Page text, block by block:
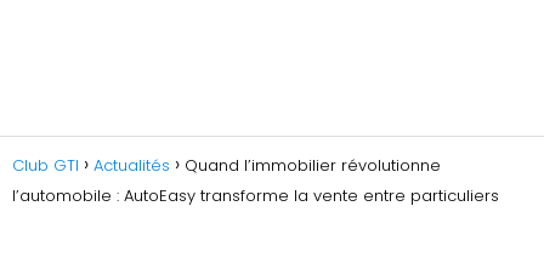
Club GTI Actualités
Quand l’immobilier révolutionne
l’automobile : AutoEasy transforme la vente entre particuliers